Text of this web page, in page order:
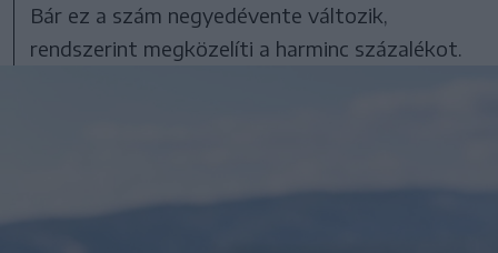
Bár ez a szám negyedévente változik,
rendszerint megközelíti a harminc százalékot.